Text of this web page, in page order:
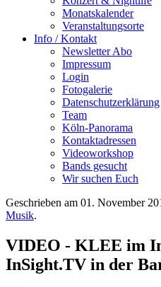
Monatskalender
Veranstaltungsorte
Info / Kontakt
Newsletter Abo
Impressum
Login
Fotogalerie
Datenschutzerklärung
Team
Köln-Panorama
Kontaktadressen
Videoworkshop
Bands gesucht
Wir suchen Euch
Geschrieben am 01. November
Musik.
VIDEO - KLEE im
InSight.TV in der